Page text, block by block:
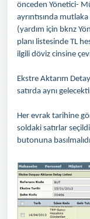
önceden Yönetici-
ayrıntısında
(yardım için bknz
planı listesinde TL
ilgili döviz cinsine
Ekstre Aktarım
satırda aynı
Her evrak tarihine
soldaki satırlar
butonuna